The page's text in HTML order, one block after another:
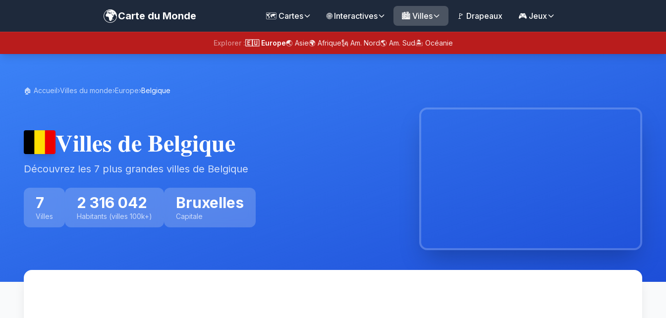
🌍Carte du Monde 🗺️ Cartes 🌐 Interactives 🏙️ Villes 🚩 Drapeaux 🎮 Jeux
Explorer :🇪🇺 Europe🌏 Asie🌍 Afrique🗽 Am. Nord🌎 Am. Sud🏝️ Océanie
🏠 Accueil›Villes du monde›Europe›Belgique
Villes de Belgique
Découvrez les 7 plus grandes villes de Belgique
7
Villes
2 316 042
Habitants (villes 100k+)
Bruxelles
Capitale